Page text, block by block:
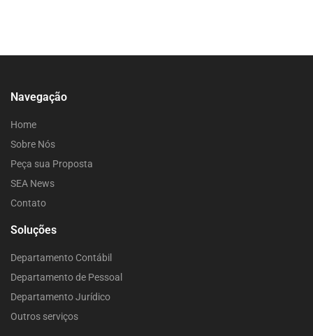
Navegação
Home
Sobre Nós
Peça sua Proposta
SEA News
Contato
Soluções
Departamento Contábil
Departamento de Pessoal
Departamento Jurídico
Outros serviços